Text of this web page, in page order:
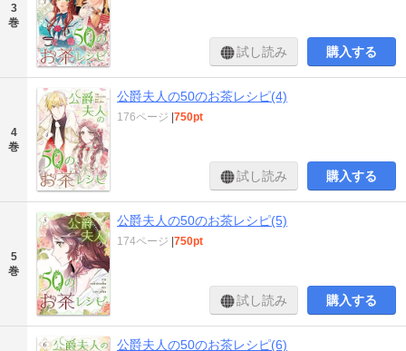
3
巻
試し読み 購入する
4
巻
公爵夫人の50のお茶レシピ(4)
176ページ |750pt
試し読み 購入する
5
巻
公爵夫人の50のお茶レシピ(5)
174ページ |750pt
試し読み 購入する
公爵夫人の50のお茶レシピ(6)